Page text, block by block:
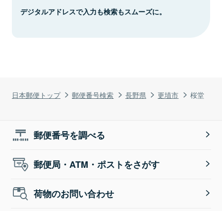
日本郵便トップ 郵便番号検索 長野県 更埴市 桜堂
デジタルアドレスで入力も検索もスムーズに。
郵便番号を調べる
郵便局・ATM・ポストをさがす
荷物のお問い合わせ